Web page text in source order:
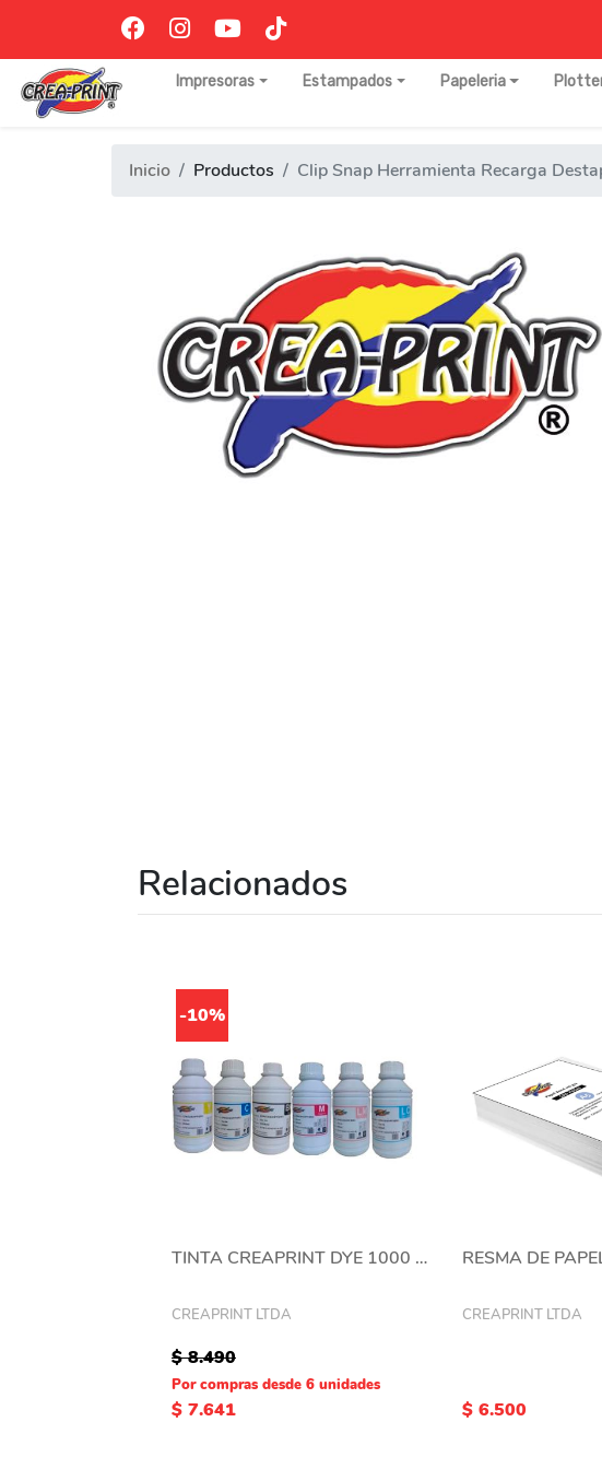
Impresoras Estampados Papeleria
Inicio Productos Clip Snap Herramienta Recarga
Relacionados
-10%
TINTA CREAPRINT DYE 1000 ML
CREAPRINT LTDA
$ 8.490
Por compras desde 6 unidades
$ 7.641
CREAPRINT LTDA
$ 6.500